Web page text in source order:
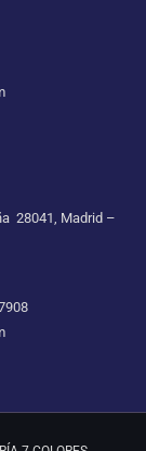
28041, Madrid –